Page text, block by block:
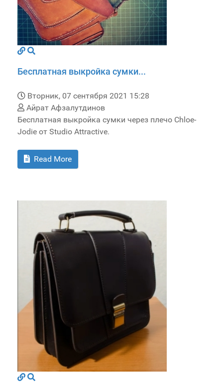
Бесплатная выкройка сумки...
Вторник, 07 сентября 2021 15:28
Айрат Афзалутдинов
Бесплатная выкройка сумки через плечо Chloe-
Jodie от Studio Attractive.
Read More